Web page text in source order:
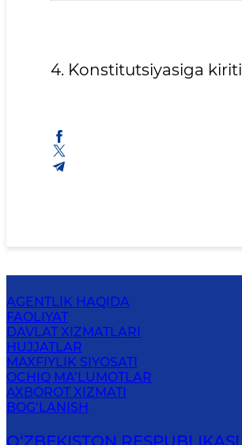
4. Konstitutsiyasiga
AGENTLIK HAQIDA
FAOLIYAT
DAVLAT XIZMATLARI
HUJJATLAR
MAXFIYLIK SIYOSATI
OCHIQ MA’LUMOTLAR
AXBOROT XIZMATI
BOG‘LANISH
O‘ZBЕKISTОN